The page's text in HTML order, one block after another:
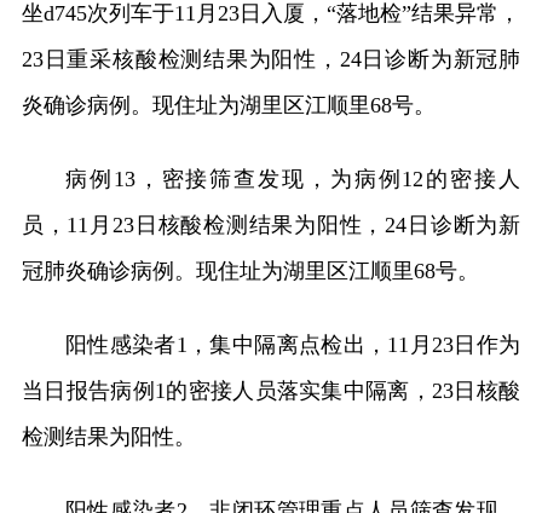
坐d745次列车于11月23日入厦，“落地检”结果异常，
23日重采核酸检测结果为阳性，24日诊断为新冠肺
炎确诊病例。现住址为湖里区江顺里68号。
病例13，密接筛查发现，为病例12的密接人
员，11月23日核酸检测结果为阳性，24日诊断为新
冠肺炎确诊病例。现住址为湖里区江顺里68号。
阳性感染者1，集中隔离点检出，11月23日作为
当日报告病例1的密接人员落实集中隔离，23日核酸
检测结果为阳性。